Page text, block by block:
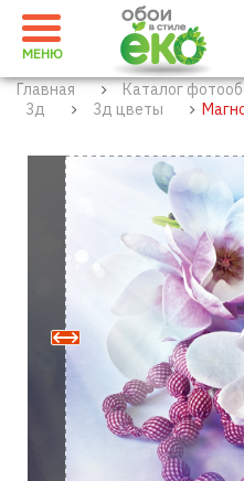
МЕНЮ
Главная
Каталог
3д
3д цветы